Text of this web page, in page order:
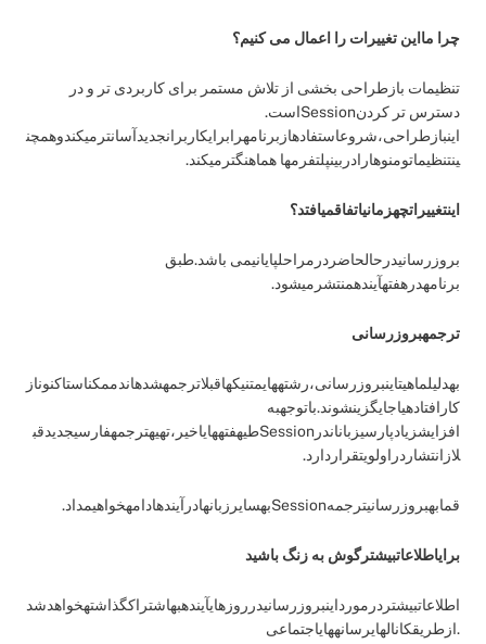
چرا مااین تغییرات را اعمال می کنیم؟
تنظیمات بازطراحی بخشی از تلاش مستمر برای کاربردی تر و در
دسترس تر کردنSessionاست.
اینبازطراحی،شروعاستفادهازبرنامهرابرایکاربرانجدیدآسانترمیکندوهمچن
ینتنظیماتومنوهارادربینپلتفرمها هماهنگترمیکند.
اینتغییراتچهزمانیاتفاقمیافتد؟
بروزرسانیدرحالحاضردرمراحلپایانیمی باشد.طبق
برنامهدرهفتهآیندهمنتشرمیشود.
ترجمهبروزرسانی
بهدلیلماهیتاینبروزرسانی،رشتههایمتنیکهاقبلاترجمهشدهاندممکناستاکنوناز
کارافتادهیاجایگزینشوند.باتوجهبه
افزایشزیادپارسیزباناندرSessionطیهفتههایاخیر،تهیهترجمهفارسیجدیدقب
لازانتشاردراولویتقراردارد.
قمابهبروزرسانیترجمهSessionبهسایرزبانهادرآیندهادامهخواهیمداد.
برایاطلاعاتبیشترگوش به زنگ باشید
اطلاعاتبیشتردرمورداینبروزرسانیدرروزهایآیندهبهاشتراکگذاشتهخواهدشد
.ازطریقکانالهایرسانههایاجتماعی